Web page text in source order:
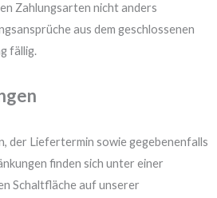
Zahlungsarten nicht anders
aus dem geschlossenen
fällig.
der Liefertermin sowie gegebenenfalls
finden sich unter einer
Schaltfläche auf unserer